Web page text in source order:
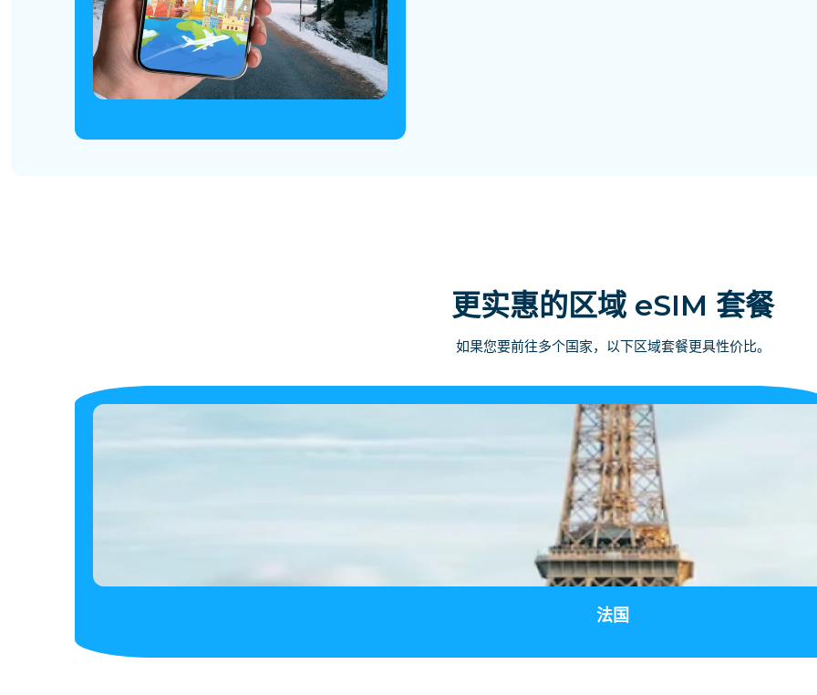
更实惠的区域 eSIM 套餐
如果您要前往多个国家，以下区域套餐更具性价比。
法国